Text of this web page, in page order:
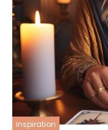
inspiration